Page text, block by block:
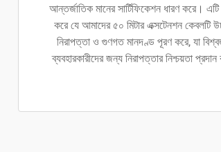
আন্তর্জাতিক মানের সার্টিফিকেশন ধারণ করে। এটি
করে যে আমাদের ৫০ মিটার এক্সটেনশন কেবলটি
নিরাপত্তা ও গুণগত মানদণ্ড পূরণ করে, যা
ব্যবহারকারীদের জন্য নিরাপত্তার নিশ্চয়তা